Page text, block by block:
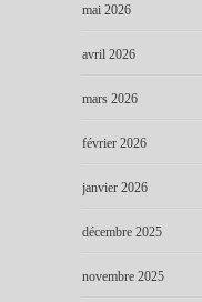
mai 2026
avril 2026
mars 2026
février 2026
janvier 2026
décembre 2025
novembre 2025